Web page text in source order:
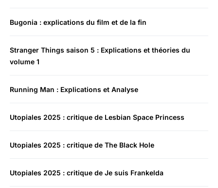
Bugonia : explications du film et de la fin
Stranger Things saison 5 : Explications et théories du
volume 1
Running Man : Explications et Analyse
Utopiales 2025 : critique de Lesbian Space Princess
Utopiales 2025 : critique de The Black Hole
Utopiales 2025 : critique de Je suis Frankelda